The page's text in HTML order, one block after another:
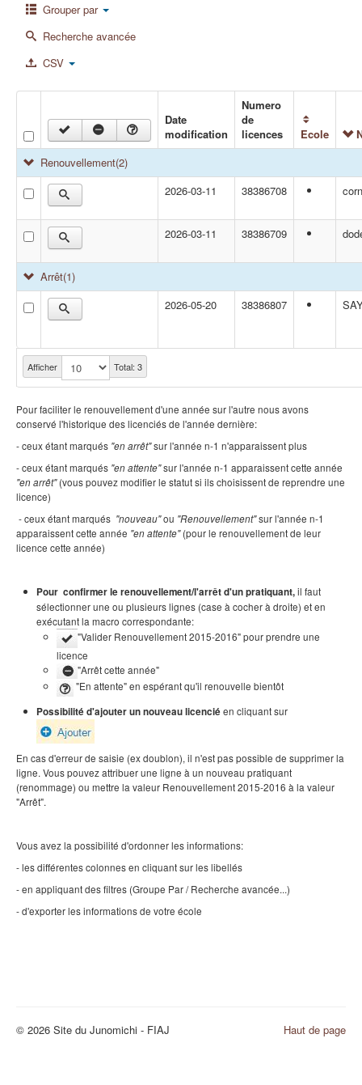
Grouper par
Recherche avancée
CSV
Date
modification
Numero
de
licences
Ecole
Afficher Total: 3
Renouvellement(2)
2026-03-11
38386708
2026-03-11 38386709
Arrêt(1)
2026-05-20
38386807
Pour faciliter le renouvellement d'une année sur l'autre nous avons
conservé l'historique des licenciés de l'année dernière:
- ceux étant marqués "en arrêt"sur l'année n-1 n'apparaissent plus
- ceux étant marqués "en attente"sur l'année n-1 apparaissent cette année
"en arrêt"(vous pouvez modifier le statut si ils choisissent de reprendre une
licence)
- ceux étantmarqués "nouveau"ou "Renouvellement"sur l'année n-1
apparaissent cette année "en attente"(pour le renouvellement de leur
licence cette année)
Pour confirmer le renouvellement/l'arrêt d'un pratiquant,il faut
sélectionner une ou plusieurs lignes (case à cocher à droite) et en
exécutant la macro correspondante:
"Valider Renouvellement 2015-2016" pour prendre une
licence
"Arrêt cette année"
"En attente" en espérant qu'il renouvelle bientôt
Possibilité d'ajouter un nouveau licenciéen cliquant sur
En cas d'erreur de saisie (ex doublon), il n'est pas possible de supprimer la
ligne. Vous pouvez attribuer une ligne à un nouveau pratiquant
(renommage) ou mettre la valeur Renouvellement 2015-2016 à la valeur
"Arrêt".
Vous avez la possibilité d'ordonner les informations:
- les différentes colonnes en cliquant sur les libellés
- en appliquant des filtres (Groupe Par / Recherche avancée...)
- d'exporter les informations de votre école
Haut de page
© 2026 Site du Junomichi - FIAJ